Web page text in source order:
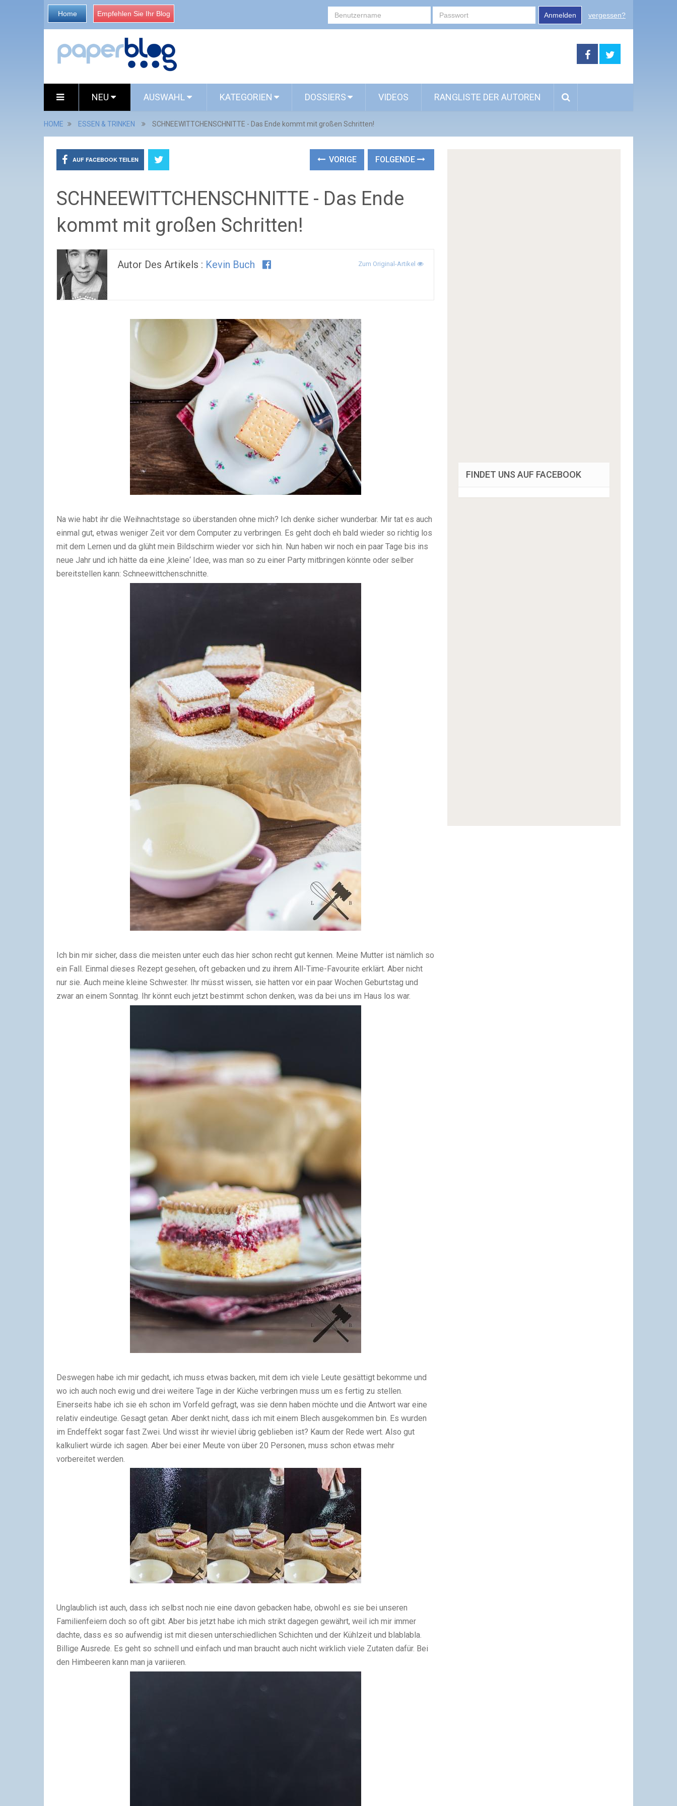
Home Empfehlen Sie Ihr Blog Anmelden vergessen?
NEU AUSWAHL KATEGORIEN DOSSIERS VIDEOS RANGLISTE DER AUTOREN
HOME ESSEN & TRINKEN SCHNEEWITTCHENSCHNITTE - Das Ende kommt mit großen Schritten!
AUF FACEBOOK TEILEN VORIGE FOLGENDE
SCHNEEWITTCHENSCHNITTE - Das Ende
kommt mit großen Schritten!
Autor Des Artikels : Kevin Buch Zum Original-Artikel
Na wie habt ihr die Weihnachtstage so überstanden ohne mich? Ich denke sicher wunderbar. Mir tat es auch
einmal gut, etwas weniger Zeit vor dem Computer zu verbringen. Es geht doch eh bald wieder so richtig los
mit dem Lernen und da glüht mein Bildschirm wieder vor sich hin. Nun haben wir noch ein paar Tage bis ins
neue Jahr und ich hätte da eine ‚kleine‘ Idee, was man so zu einer Party mitbringen könnte oder selber
bereitstellen kann: Schneewittchenschnitte.
Ich bin mir sicher, dass die meisten unter euch das hier schon recht gut kennen. Meine Mutter ist nämlich so
ein Fall. Einmal dieses Rezept gesehen, oft gebacken und zu ihrem All-Time-Favourite erklärt. Aber nicht
nur sie. Auch meine kleine Schwester. Ihr müsst wissen, sie hatten vor ein paar Wochen Geburtstag und
zwar an einem Sonntag. Ihr könnt euch jetzt bestimmt schon denken, was da bei uns im Haus los war.
Deswegen habe ich mir gedacht, ich muss etwas backen, mit dem ich viele Leute gesättigt bekomme und
wo ich auch noch ewig und drei weitere Tage in der Küche verbringen muss um es fertig zu stellen.
Einerseits habe ich sie eh schon im Vorfeld gefragt, was sie denn haben möchte und die Antwort war eine
relativ eindeutige. Gesagt getan. Aber denkt nicht, dass ich mit einem Blech ausgekommen bin. Es wurden
im Endeffekt sogar fast Zwei. Und wisst ihr wieviel übrig geblieben ist? Kaum der Rede wert. Also gut
kalkuliert würde ich sagen. Aber bei einer Meute von über 20 Personen, muss schon etwas mehr
vorbereitet werden.
Unglaublich ist auch, dass ich selbst noch nie eine davon gebacken habe, obwohl es sie bei unseren
Familienfeiern doch so oft gibt. Aber bis jetzt habe ich mich strikt dagegen gewährt, weil ich mir immer
dachte, dass es so aufwendig ist mit diesen unterschiedlichen Schichten und der Kühlzeit und blablabla.
Billige Ausrede. Es geht so schnell und einfach und man braucht auch nicht wirklich viele Zutaten dafür. Bei
den Himbeeren kann man ja variieren.
FINDET UNS AUF FACEBOOK